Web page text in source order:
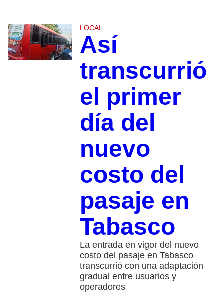
LOCAL
Así
transcurrió
el primer
día del
nuevo
costo del
pasaje en
Tabasco
La entrada en vigor del nuevo
costo del pasaje en Tabasco
transcurrió con una adaptación
gradual entre usuarios y
operadores